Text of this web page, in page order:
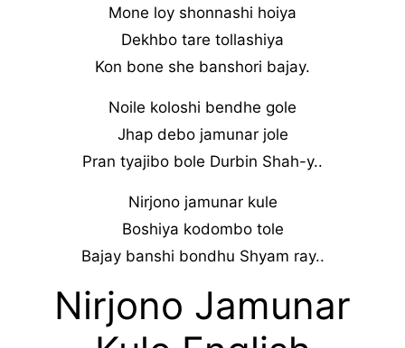
Mone loy shonnashi hoiya
Dekhbo tare tollashiya
Kon bone she banshori bajay.
Noile koloshi bendhe gole
Jhap debo jamunar jole
Pran tyajibo bole Durbin Shah-y..
Nirjono jamunar kule
Boshiya kodombo tole
Bajay banshi bondhu Shyam ray..
Nirjono Jamunar